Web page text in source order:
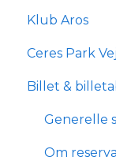
Klub Aros
Om Klub
Hvad
Tilmelding
Ceres Park
Transport
Forhold
Billet &
Generelle
Om